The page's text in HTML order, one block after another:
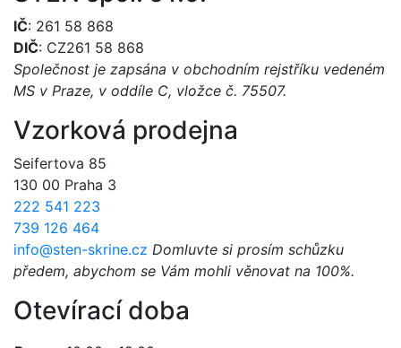
IČ: 261 58 868
DIČ: CZ261 58 868
Společnost je zapsána v obchodním rejstříku vedeném
MS v Praze, v oddíle C, vložce č. 75507.
Vzorková prodejna
Seifertova 85
130 00 Praha 3
222 541 223
739 126 464
info@sten-skrine.cz Domluvte si prosím schůzku
předem, abychom se Vám mohli věnovat na 100%.
Otevírací doba